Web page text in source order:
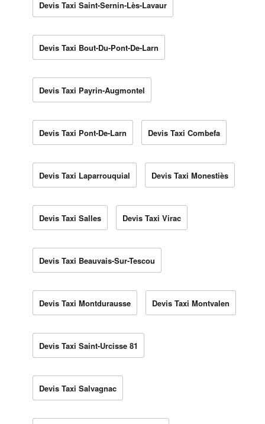
Devis Taxi Saint-Sernin-Lès-Lavaur
Devis Taxi Bout-Du-Pont-De-Larn
Devis Taxi Payrin-Augmontel
Devis Taxi Pont-De-Larn Devis Taxi Combefa
Devis Taxi Laparrouquial Devis Taxi Monestiès
Devis Taxi Salles Devis Taxi Virac
Devis Taxi Beauvais-Sur-Tescou
Devis Taxi Montdurausse Devis Taxi Montvalen
Devis Taxi Saint-Urcisse 81
Devis Taxi Salvagnac